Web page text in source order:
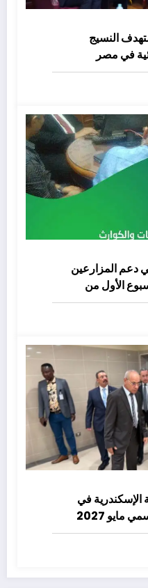
النسيج
في مصر
دعم المزارعين
الأول من
الإسكندرية في
مايو 2027